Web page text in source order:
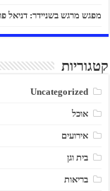
מפגש מרגש בשניידר: דניאל
קטגוריות
Uncategorized
אוכל
אירועים
בית וגן
בריאות